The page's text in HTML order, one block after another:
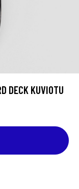
DECK KUVIOTU